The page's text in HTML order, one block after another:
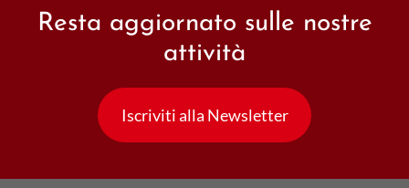
Resta aggiornato sulle nostre
attività
Iscriviti alla Newsletter